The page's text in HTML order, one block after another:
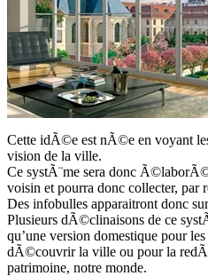
Cette idÃ©e est nÃ©e en voyant
vision de la ville.
Ce systÃ¨me sera donc
voisin et pourra donc collecter, par
Des infobulles apparaitront donc
Plusieurs dÃ©clinaisons de ce
qu’une version domestique pour
dÃ©couvrir la ville ou pour la
patrimoine, notre monde.